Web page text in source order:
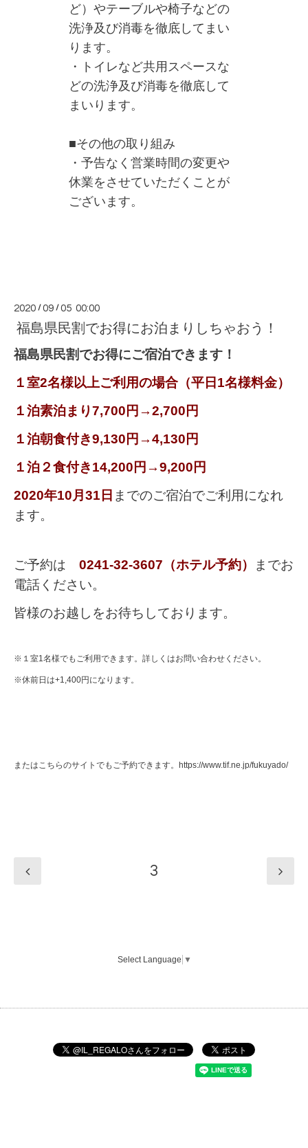
ど）やテーブルや椅子などの
洗浄及び消毒を徹底してまい
ります。
・トイレなど共用スペースな
どの洗浄及び消毒を徹底して
まいります。
■その他の取り組み
・予告なく営業時間の変更や
休業をさせていただくことが
ございます。
2020 /09 /05 00:00
福島県民割でお得にお泊まりしちゃおう！
福島県民割でお得にご宿泊できます！
１室2名様以上ご利用の場合（平日1名様料金）
１泊素泊まり7,700円→2,700円
１泊朝食付き9,130円→4,130円
１泊２食付き14,200円→9,200円
2020年10月31日 までのご宿泊でご利用になれ
ます。
ご予約は 0241-32-3607（ホテル予約）
までお
電話ください。
皆様のお越しをお待ちしております。
※１室1名様でもご利用できます。詳しくはお問い合わせください。
※休前日は+1,400円になります。
またはこちらのサイトでもご予約できます。 https://www.tif.ne.jp/fukuyado/
3
Select Language ▼